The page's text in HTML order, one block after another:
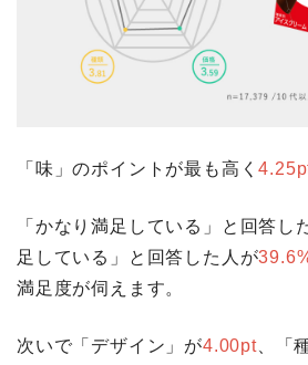
「味」のポイントが最も高く
「かなり満足している」と回答し
足している」と回答した人が
満足度が伺えます。
次いで「デザイン」が4.00pt、「